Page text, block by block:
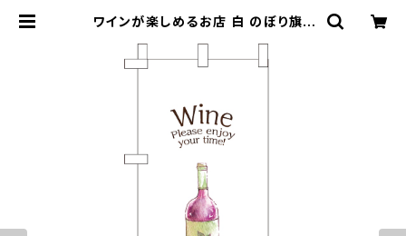
ワインが楽しめるお店 白 のぼり旗 |